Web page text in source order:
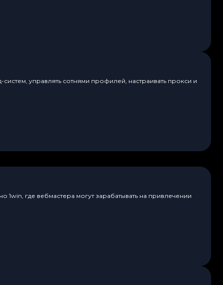
управлять сотнями профилей, настраивать прокси и
где вебмастера могут зарабатывать на привлечении